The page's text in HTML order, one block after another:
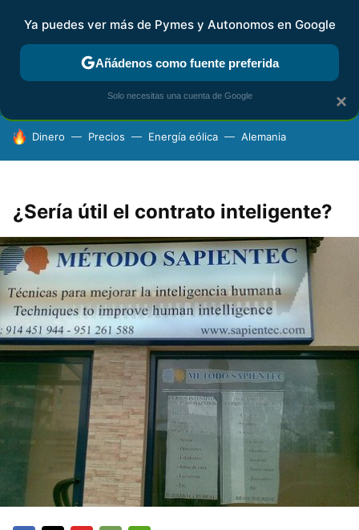
FISCALIDAD Y CONTABILIDAD KIT DIGITAL RENTA
HOY SE HABLA DE
Dinero Precios Energía eólica Alemania
¿Sería útil el contrato inteligente?
×
Ya puedes ver más de Pymes y Autonomos en Google
Añádenos como fuente preferida
Solo necesitas una cuenta de Google